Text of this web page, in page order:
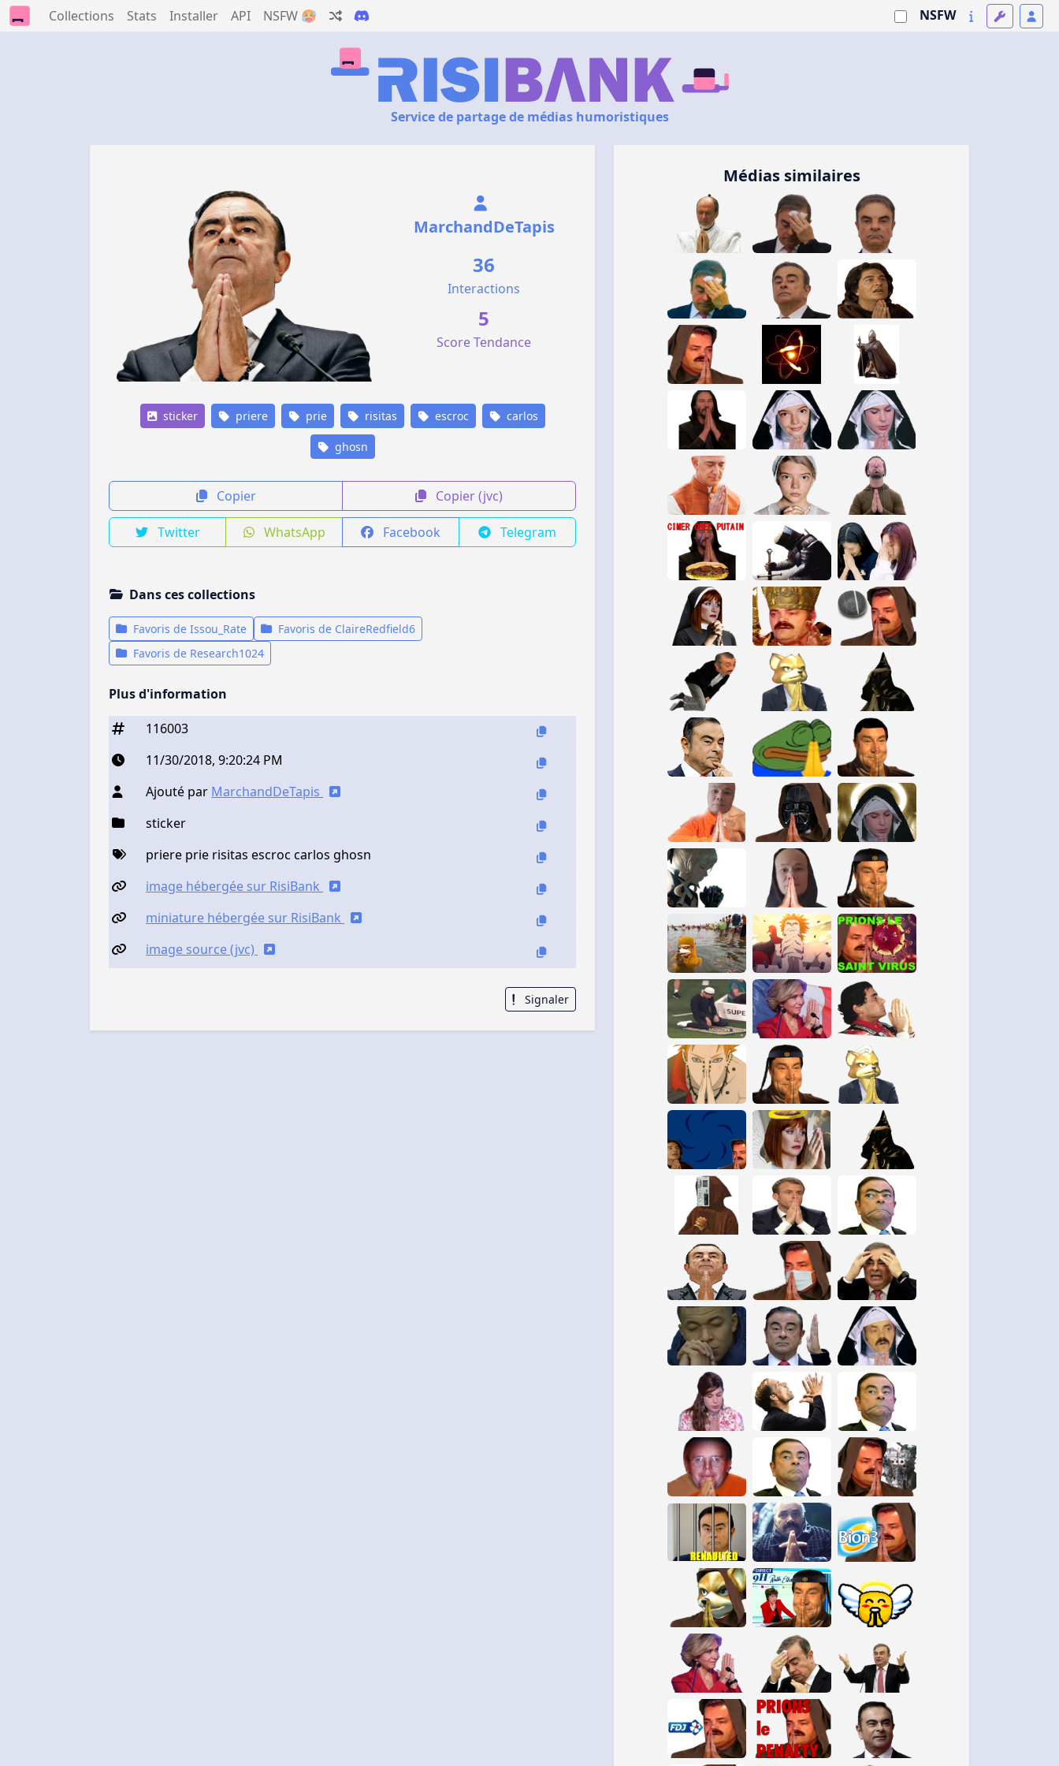
Collections Stats Installer API NSFW 🥵 NSFW
Service de partage de médias humoristiques
MarchandDeTapis
36
Interactions
5
Score Tendance
sticker priere prie risitas escroc carlos
ghosn
Copier Copier (jvc)
Twitter WhatsApp Facebook Telegram
Dans ces collections
Favoris de Issou_Rate
Favoris de ClaireRedfield6
Favoris de Research1024
Plus d'information
116003
11/30/2018, 9:20:24 PM
Ajouté par MarchandDeTapis
sticker
priere prie risitas escroc carlos ghosn
image hébergée sur RisiBank
miniature hébergée sur RisiBank
image source (jvc)
Signaler
Médias similaires